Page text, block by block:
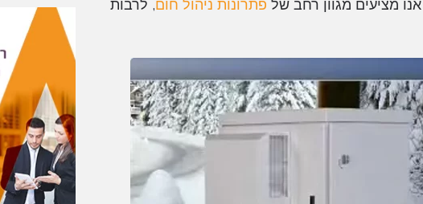
מציעים מגוון רחב של פתרונות ניהול חום, לרבות